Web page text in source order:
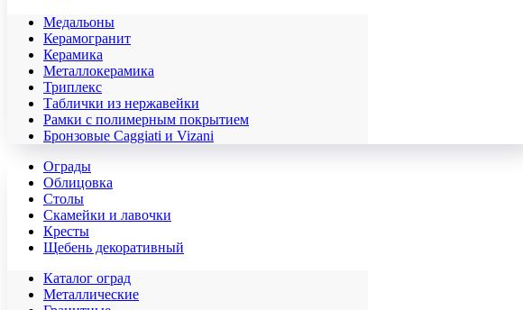
Медальоны
Керамогранит
Керамика
Металлокерамика
Триплекс
Таблички из нержавейки
Рамки с полимерным покрытием
Бронзовые Caggiati и Vizani
Ограды
Облицовка
Столы
Скамейки и лавочки
Кресты
Щебень декоративный
Каталог оград
Металлические